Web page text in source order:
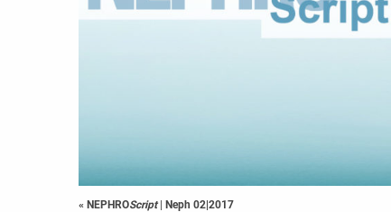
« NEPHROScript | Neph 02|2017